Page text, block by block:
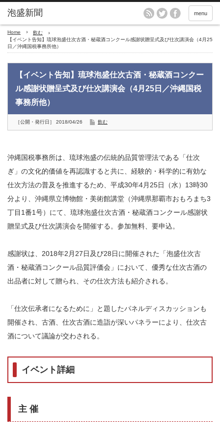
menu
Home
飲む
【イベント告知】琉球泡盛仕次古酒・秘蔵酒コンクール感謝状贈呈式及び仕次講演会（4月25
日／沖縄国税事務所他）
【イベント告知】琉球泡盛仕次古酒・秘蔵酒コンクー
ル感謝状贈呈式及び仕次講演会（4月25日／沖縄国税
事務所他）
［公開・発行日］ 2018/04/26 飲む
沖縄国税事務所は、琉球泡盛の伝統的品質管理法である「仕次
ぎ」の文化的価値を再認識すると共に、経験的・科学的に有効な
仕次方法の普及を推進するため、平成30年4月25日（水）13時30
分より、沖縄県立博物館・美術館講堂（沖縄県那覇市おもろまち3
丁目1番1号）にて、琉球泡盛仕次古酒・秘蔵酒コンクール感謝状
贈呈式及び仕次講演会を開催する。参加無料、要申込。
感謝状は、2018年2月27日及び28日に開催された「泡盛仕次古
酒・秘蔵酒コンクール品質評価会」において、優秀な仕次古酒の
出品者に対して贈られ、その仕次方法も紹介される。
「仕次伝承者になるために」と題したパネルディスカッションも
開催され、古酒、仕次古酒に造詣が深いパネラーにより、仕次古
酒について議論が交わされる。
イベント詳細
主 催